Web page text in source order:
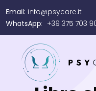
Email: info@psycare.it
WhatsApp: +39 375 703